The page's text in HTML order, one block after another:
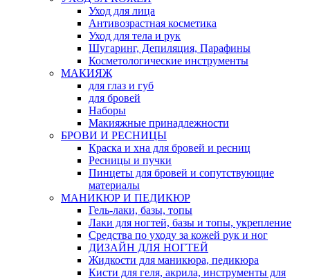
Уход для лица
Антивозрастная косметика
Уход для тела и рук
Шугаринг, Депиляция, Парафины
Косметологические инструменты
МАКИЯЖ
для глаз и губ
для бровей
Наборы
Макияжные принадлежности
БРОВИ И РЕСНИЦЫ
Краска и хна для бровей и ресниц
Ресницы и пучки
Пинцеты для бровей и сопутствующие
материалы
МАНИКЮР И ПЕДИКЮР
Гель-лаки, базы, топы
Лаки для ногтей, базы и топы, укрепление
Средства по уходу за кожей рук и ног
ДИЗАЙН ДЛЯ НОГТЕЙ
Жидкости для маникюра, педикюра
Кисти для геля, акрила, инструменты для